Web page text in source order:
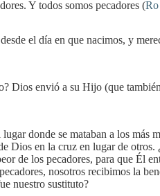
Y todos somos pecadores (
el día en que nacimos, y
Dios envió a su Hijo (que
donde se mataban a los más
Dios en la cruz en lugar de otros.
de los pecadores, para que Él
nosotros recibimos la
nuestro sustituto?